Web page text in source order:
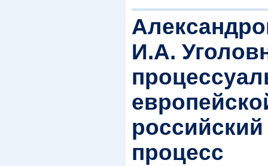
И.А.
процесс